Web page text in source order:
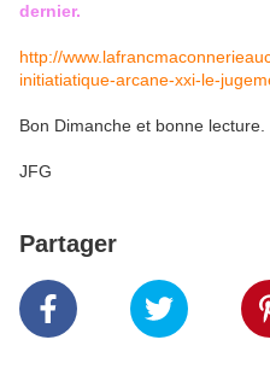
dernier.
http://
initiatiatique-arcane-xxi-le-
Bon Dimanche et bonne lecture.
JFG
Partager